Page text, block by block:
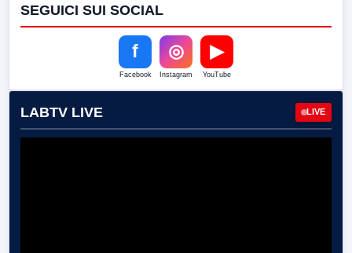
SEGUICI SUI SOCIAL
f
Facebook
◎
Instagram
▶
YouTube
LABTV LIVE LIVE